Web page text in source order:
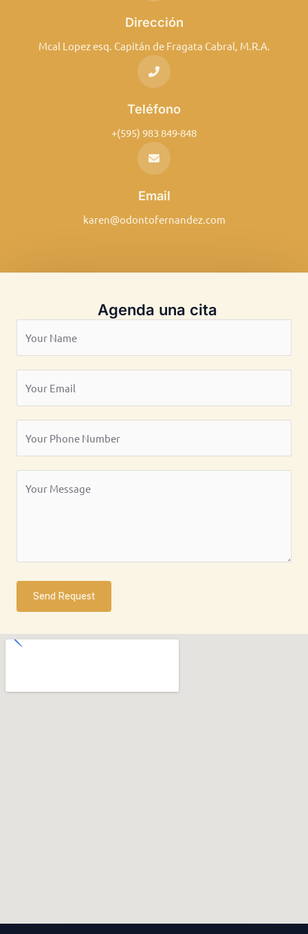
Dirección
Mcal Lopez esq. Capitán de Fragata Cabral, M.R.A.
Teléfono
+(595) 983 849-848
Email
karen@odontofernandez.com
Agenda una cita
Send Request